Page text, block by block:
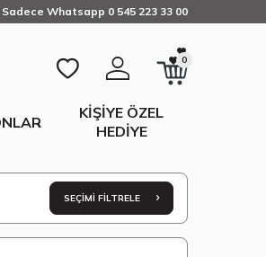
Sadece Whatsapp 0 545 223 33 00
0
KIŞIYE ÖZEL
HEDIYE
SEÇIMI FILTRELE